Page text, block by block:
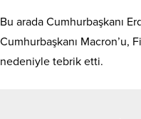
Bu arada Cumhurbaşkanı
Cumhurbaşkanı Macron’u,
nedeniyle tebrik etti.